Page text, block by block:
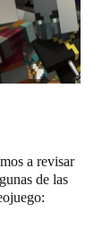
a revisar
de las